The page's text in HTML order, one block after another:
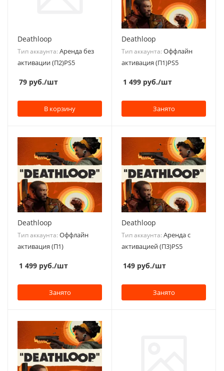
Deathloop
Тип аккаунта: Аренда без
активации (П2)PS5
79 руб./шт
В корзину
Deathloop
Тип аккаунта: Оффлайн
активация (П1)PS5
1 499 руб./шт
Занято
Deathloop
Тип аккаунта: Оффлайн
активация (П1)
1 499 руб./шт
Занято
Deathloop
Тип аккаунта: Аренда с
активацией (П3)PS5
149 руб./шт
Занято